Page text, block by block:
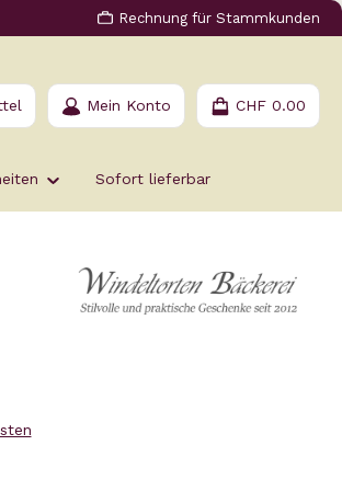
Rechnung für Stammkunden
Du hast 0 Produkte auf dem Merkzettel
Mein Konto CHF 0.00
Sofort lieferbar